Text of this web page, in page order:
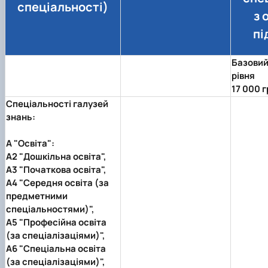
спеціальності)
з
рівня
17 000
Спеціальності галузей
знань:
А "Освіта":
А2 "Дошкільна освіта",
А3 "Початкова освіта",
А4 "Середня освіта (за
предметними
спеціальностями)",
А5 "Професійна освіта
(за спеціалізаціями)",
А6 "Спеціальна освіта
(за спеціалізаціями)",